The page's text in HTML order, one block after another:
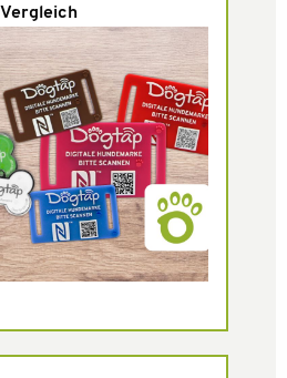
Vergleich